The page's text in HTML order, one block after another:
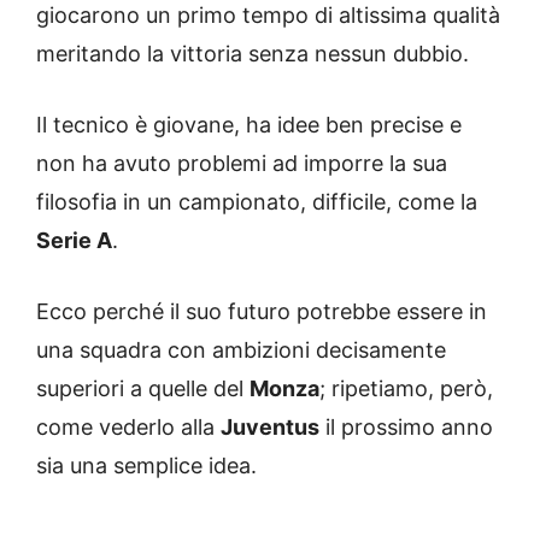
giocarono un primo tempo di altissima qualità
meritando la vittoria senza nessun dubbio.
Il tecnico è giovane, ha idee ben precise e
non ha avuto problemi ad imporre la sua
filosofia in un campionato, difficile, come la
Serie A.
Ecco perché il suo futuro potrebbe essere in
una squadra con ambizioni decisamente
superiori a quelle del Monza; ripetiamo, però,
come vederlo alla Juventus il prossimo anno
sia una semplice idea.